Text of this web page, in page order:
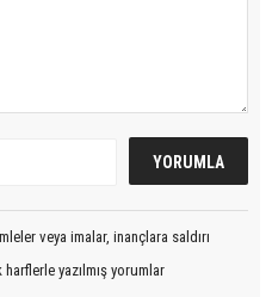
veya imalar, inançlara saldırı
yazılmış yorumlar